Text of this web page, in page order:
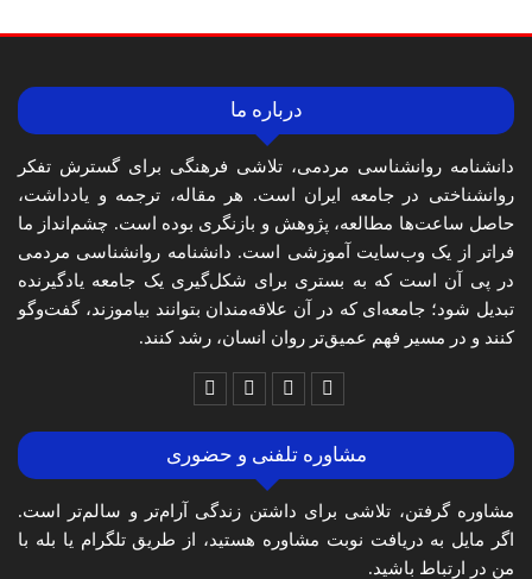
درباره ما
دانشنامه روانشناسی مردمی، تلاشی فرهنگی برای گسترش تفکر
روانشناختی در جامعه ایران است. هر مقاله، ترجمه و یادداشت،
حاصل ساعت‌ها مطالعه، پژوهش و بازنگری بوده است. چشم‌انداز ما
فراتر از یک وب‌سایت آموزشی است. دانشنامه روانشناسی مردمی
در پی آن است که به بستری برای شکل‌گیری یک جامعه یادگیرنده
تبدیل شود؛ جامعه‌ای که در آن علاقه‌مندان بتوانند بیاموزند، گفت‌وگو
کنند و در مسیر فهم عمیق‌تر روان انسان، رشد کنند.
مشاوره تلفنی و حضوری
مشاوره گرفتن، تلاشی برای داشتن زندگی آرام‌تر و سالم‌تر است.
اگر مایل به دریافت نوبت مشاوره هستید، از طریق تلگرام یا بله با
من در ارتباط باشید.